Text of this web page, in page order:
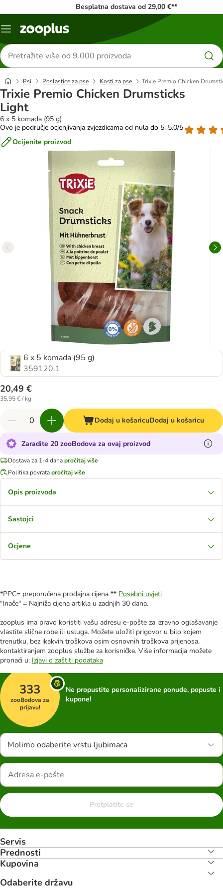
Besplatna dostava od 29,00 €**
Izbornik
Traži
proizvode
Psi Poslastice za pse Kosti za pse Trixie Premio Chicken
Trixie Premio Chicken Drumsticks
Light
6 x 5 komada (95 g)
Ovo je područje ocjenjivanja zvjezdicama od nula do 5: 5.0/5
Ocijenite proizvod
6 x 5 komada (95 g)
359120.1
20,49 €
35,95 € / kg
Dodaj u košaricuDodaj u košaricu
Zaradite 20 zooBodova za ovaj proizvod
Dostava za 1-4 danapročitaj više
Politika povratapročitaj više
Opis proizvoda
Sastojci
Ocjene
*PPC= preporučena prodajna cijena ** Posebni uvjeti
"Inače" = Najniža cijena artikla u zadnjih 30 dana.
zooplus ima pravo koristiti vašu adresu e-pošte za izravno oglašavanje
vlastite slične robe ili usluga. Možete uložiti prigovor u bilo kojem
trenutku, bez ikakvih troškova osim osnovnih troškova prijenosa,
kontaktiranjem zooplus službe za korisničke. Više informacija možete
pronaći u: Izjavi o zaštiti podataka
333
zooBodova za
prijavu!
Ne propustite personalizirane ponude, popuste i
kupone!
Molimo odaberite vrstu ljubimaca
Pretplatite se
Servis
Prednosti
Kupovina
Odaberite državu